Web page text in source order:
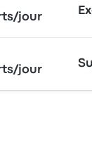
jour
jour